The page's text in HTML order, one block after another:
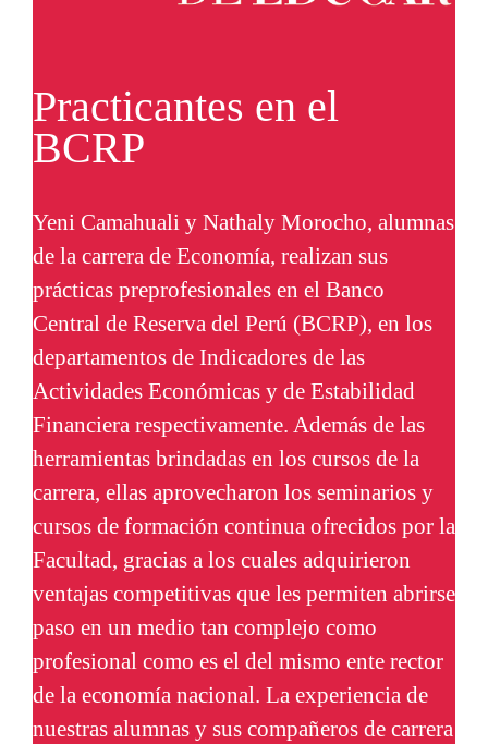
Practicantes en el
BCRP
Yeni Camahuali y Nathaly Morocho, alumnas
de la carrera de Economía, realizan sus
prácticas preprofesionales en el Banco
Central de Reserva del Perú (BCRP), en los
departamentos de Indicadores de las
Actividades Económicas y de Estabilidad
Financiera respectivamente. Además de las
herramientas brindadas en los cursos de la
carrera, ellas aprovecharon los seminarios y
cursos de formación continua ofrecidos por la
Facultad, gracias a los cuales adquirieron
ventajas competitivas que les permiten abrirse
paso en un medio tan complejo como
profesional como es el del mismo ente rector
de la economía nacional. La experiencia de
nuestras alumnas y sus compañeros de carrera